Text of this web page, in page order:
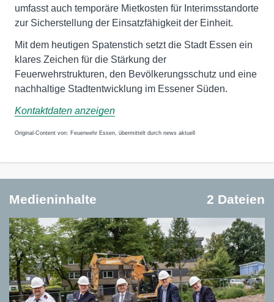
umfasst auch temporäre Mietkosten für Interimsstandorte
zur Sicherstellung der Einsatzfähigkeit der Einheit.
Mit dem heutigen Spatenstich setzt die Stadt Essen ein
klares Zeichen für die Stärkung der
Feuerwehrstrukturen, den Bevölkerungsschutz und eine
nachhaltige Stadtentwicklung im Essener Süden.
Kontaktdaten anzeigen
Original-Content von: Feuerwehr Essen, übermittelt durch news aktuell
Medieninhalte 2 Dateien